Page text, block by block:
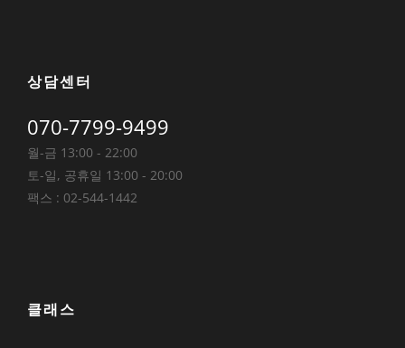
상담센터
070-7799-9499
월-금 13:00 - 22:00
토-일, 공휴일 13:00 - 20:00
팩스 : 02-544-1442
클래스